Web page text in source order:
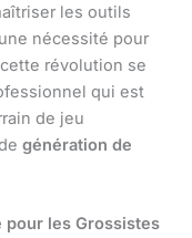
les outils
nécessité pour
révolution se
qui est
de jeu
génération de
pour les Grossistes